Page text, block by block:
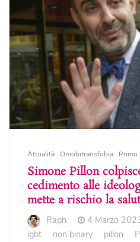
Attualità Omobitransfobia Primo
Simone Pillon
cedimento alle
mette a rischio la
Raph 4 Marzo
lgbt
non binary pillon